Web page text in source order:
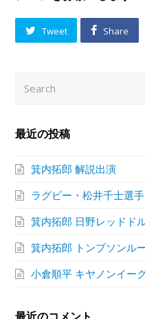
Tweet Share
最近の投稿
箕内拓郎 解説出演
ラグビー・松井千士選
箕内拓郎 日野レッドド
箕内拓郎 トンプソンル
小倉順平 キヤノンイー